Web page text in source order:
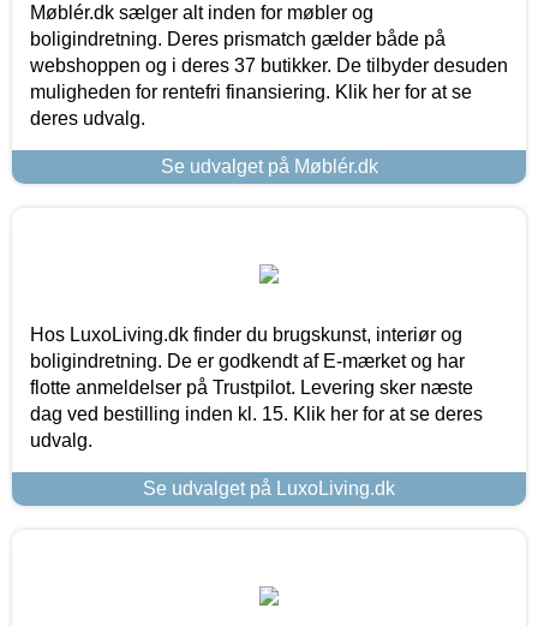
Møblér.dk sælger alt inden for møbler og
boligindretning. Deres prismatch gælder både på
webshoppen og i deres 37 butikker. De tilbyder desuden
muligheden for rentefri finansiering. Klik her for at se
deres udvalg.
Se udvalget på Møblér.dk
Hos LuxoLiving.dk finder du brugskunst, interiør og
boligindretning. De er godkendt af E-mærket og har
flotte anmeldelser på Trustpilot. Levering sker næste
dag ved bestilling inden kl. 15. Klik her for at se deres
udvalg.
Se udvalget på LuxoLiving.dk